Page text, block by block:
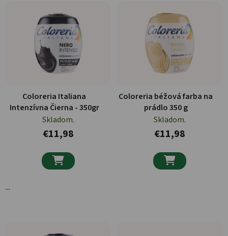
Coloreria Italiana
Intenzívna Čierna - 350gr
Skladom.
€11,98

...
Coloreria béžová farba na
prádlo 350 g
Skladom.
€11,98
